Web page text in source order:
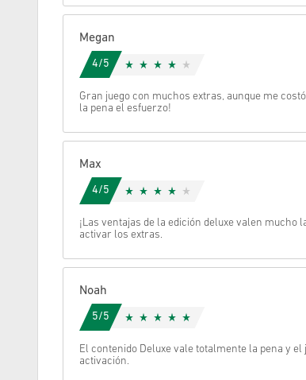
Cancelar
Megan
4/5
Gran juego con muchos extras, aunque me
la pena el esfuerzo!
Max
4/5
¡Las ventajas de la edición deluxe valen mucho
activar los extras.
Noah
5/5
El contenido Deluxe vale totalmente la pena y
activación.